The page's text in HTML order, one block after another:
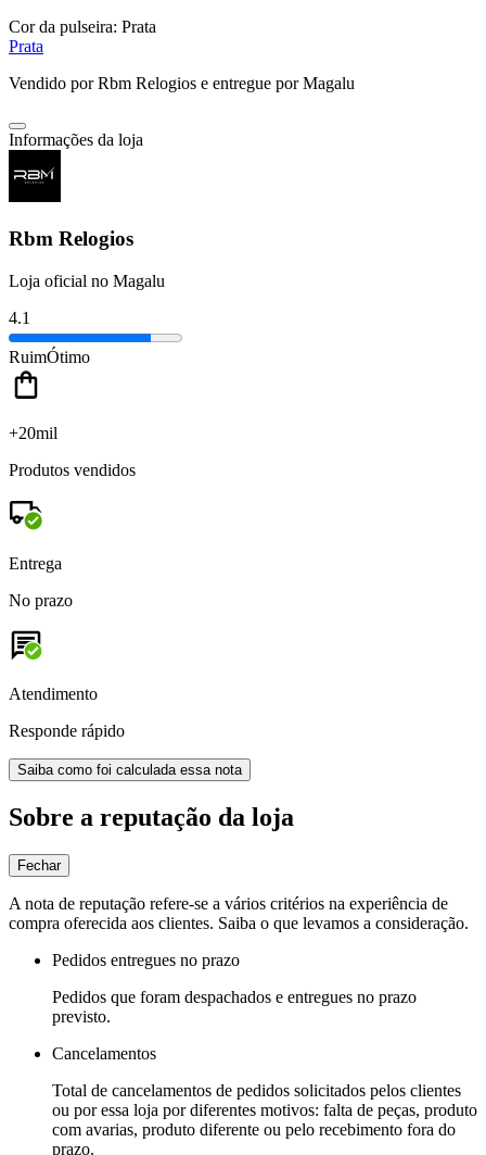
Cor da pulseira: Prata
Prata
Vendido porRbm Relogios e entregue por Magalu
Informações da loja
Rbm Relogios
Loja oficial no Magalu
4.1
RuimÓtimo
+20mil
Produtos vendidos
Entrega
No prazo
Atendimento
Responde rápido
Saiba como foi calculada essa nota
Sobre a reputação da loja
Fechar
A nota de reputação refere-se a vários critérios na experiência de
compra oferecida aos clientes. Saiba o que levamos a consideração.
Pedidos entregues no prazo
Pedidos que foram despachados e entregues no prazo
previsto.
Cancelamentos
Total de cancelamentos de pedidos solicitados pelos clientes
ou por essa loja por diferentes motivos: falta de peças, produto
com avarias, produto diferente ou pelo recebimento fora do
prazo.